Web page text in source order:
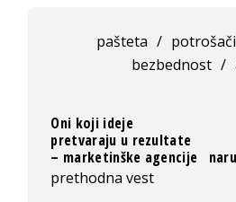
pašteta / potrošači
bezbednost /
Oni koji ideje
pretvaraju u rezultate
– marketinške agencije
prethodna vest